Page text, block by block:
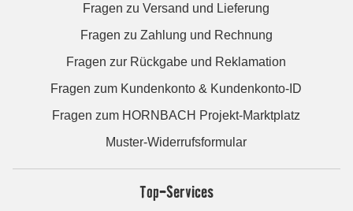
Fragen zu Versand und Lieferung
Fragen zu Zahlung und Rechnung
Fragen zur Rückgabe und Reklamation
Fragen zum Kundenkonto & Kundenkonto-ID
Fragen zum HORNBACH Projekt-Marktplatz
Muster-Widerrufsformular
Top-Services